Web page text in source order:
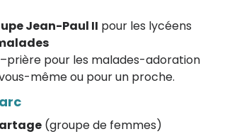
Jean-Paul II pour les lycéens
pour les malades-adoration
même ou pour un proche.
(groupe de femmes)